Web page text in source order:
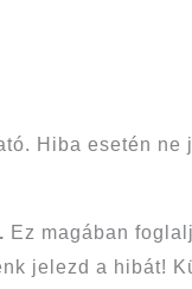
Hiba esetén ne
Ez magában
jelezd a hibát!